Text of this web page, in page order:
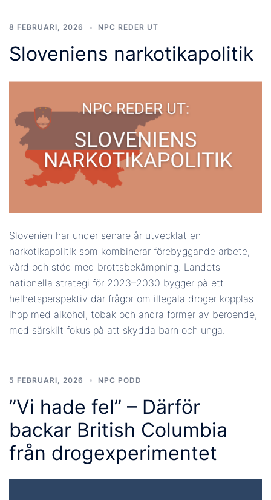
8 FEBRUARI, 2026 NPC REDER UT
Sloveniens narkotikapolitik
Slovenien har under senare år utvecklat en
narkotikapolitik som kombinerar förebyggande arbete,
vård och stöd med brottsbekämpning. Landets
nationella strategi för 2023–2030 bygger på ett
helhetsperspektiv där frågor om illegala droger kopplas
ihop med alkohol, tobak och andra former av beroende,
med särskilt fokus på att skydda barn och unga.
5 FEBRUARI, 2026 NPC PODD
”Vi hade fel” – Därför
backar British Columbia
från drogexperimentet